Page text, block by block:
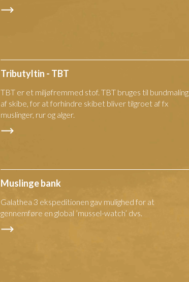
Tributyltin - TBT
TBT er et miljøfremmed stof. TBT bruges til bundmaling
af skibe, for at forhindre skibet bliver tilgroet af fx
muslinger, rur og alger.
Muslinge bank
Galathea 3 ekspeditionen gav mulighed for at
gennemføre en global ’mussel-watch’ dvs.